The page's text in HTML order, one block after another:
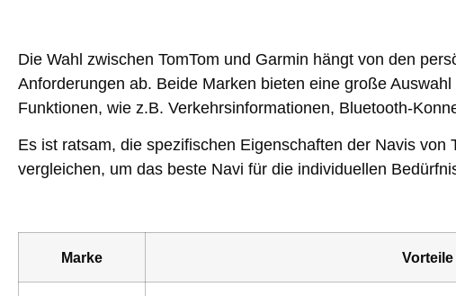
Die Wahl zwischen TomTom und Garmin hängt von den
Anforderungen ab. Beide Marken bieten eine große
Funktionen, wie z.B. Verkehrsinformationen, Bluetooth-
Es ist ratsam, die spezifischen Eigenschaften der Navis von
vergleichen, um das beste Navi für die individuellen
Marke Vorteile